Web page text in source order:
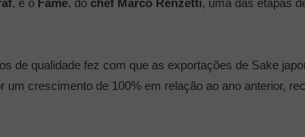
de qualidade fez com que as exportações de Sake
crescimento de 100% em relação ao ano anterior,